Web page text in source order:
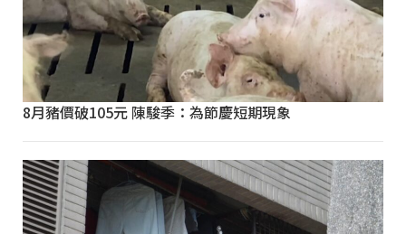
8月豬價破105元 陳駿季：為節慶短期現象